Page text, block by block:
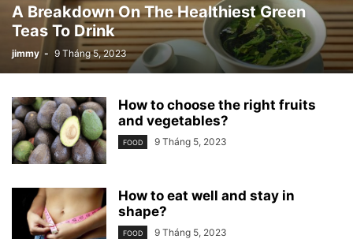
A Breakdown On The Healthiest Green
Teas To Drink
jimmy - 9 Tháng 5, 2023
How to choose the right fruits
and vegetables?
FOOD 9 Tháng 5, 2023
How to eat well and stay in
shape?
FOOD 9 Tháng 5, 2023